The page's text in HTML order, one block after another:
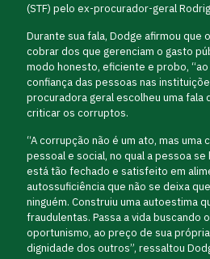
(STF) pelo ex-procurador-geral
Durante sua fala, Dodge afirmou que
cobrar dos que gerenciam o gasto
modo honesto, eficiente e probo,
confiança das pessoas nas
procuradora geral escolheu uma fala
criticar os corruptos.
“A corrupção não é um ato, mas uma
pessoal e social, no qual a pessoa se
está tão fechado e satisfeito em
autossuficiência que não se deixa
ninguém. Construiu uma autoestima
fraudulentas. Passa a vida buscando
oportunismo, ao preço de sua
dignidade dos outros”, ressaltou